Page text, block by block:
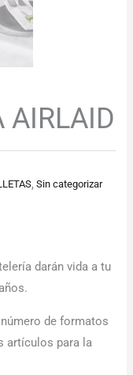
AIRLAID
,Sin categorizar
darán vida a tu
de formatos
artículos para la